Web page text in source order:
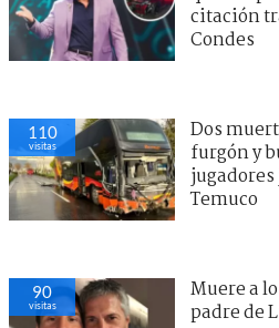
citación
Condes
110
visitas
Dos
furgón y
Temuco
90
visitas
Muere a
padre de